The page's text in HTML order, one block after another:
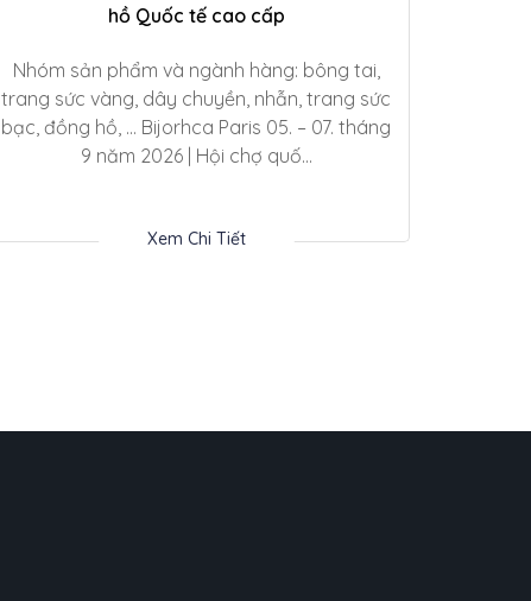
hồ Quốc tế cao cấp
Nhóm sản phẩm và ngành hàng: bông tai,
trang sức vàng, dây chuyền, nhẫn, trang sức
bạc, đồng hồ, … Bijorhca Paris 05. – 07. tháng
9 năm 2026 | Hội chợ quố...
Xem Chi Tiết